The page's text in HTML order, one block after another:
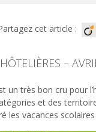
cet article :
–
un très bon cru pour
et des
les vacances